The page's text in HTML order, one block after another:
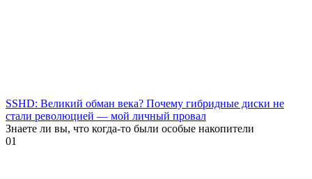
SSHD: Великий обман века? Почему гибридные диски не
стали революцией — мой личный провал
Знаете ли вы, что когда-то были особые накопители
01